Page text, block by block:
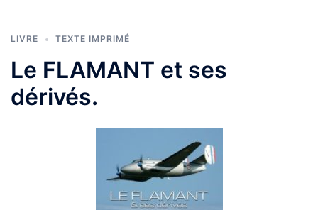
LIVRE TEXTE IMPRIMÉ
Le FLAMANT et ses
dérivés.